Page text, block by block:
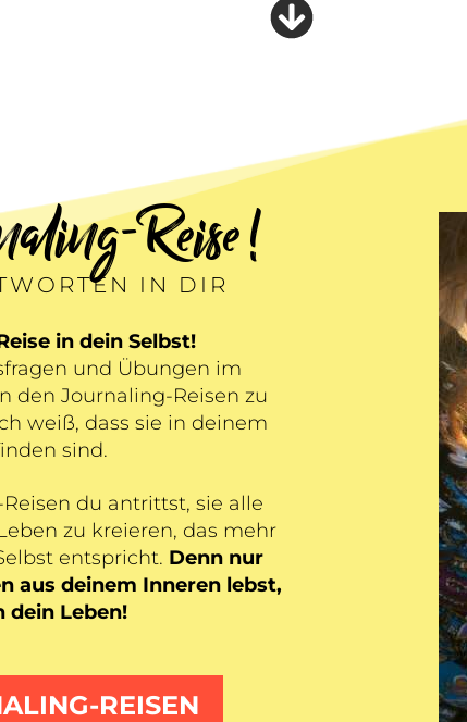
Reise !
IN DIR
in dein Selbst!
und Übungen im
den Journaling-Reisen zu
weiß, dass sie in deinem
sind.
du antrittst, sie alle
zu kreieren, das mehr
entspricht. Denn nur
aus deinem Inneren lebst,
dein Leben!
REISEN